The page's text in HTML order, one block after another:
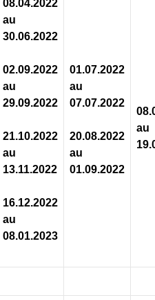
08.04.2022
au
30.06.2022
02.09.2022
au
29.09.2022
21.10.2022
au
13.11.2022
16.12.2022
au
08.01.2023
01.07.2022
au
07.07.2022
20.08.2022
au
01.09.2022
au